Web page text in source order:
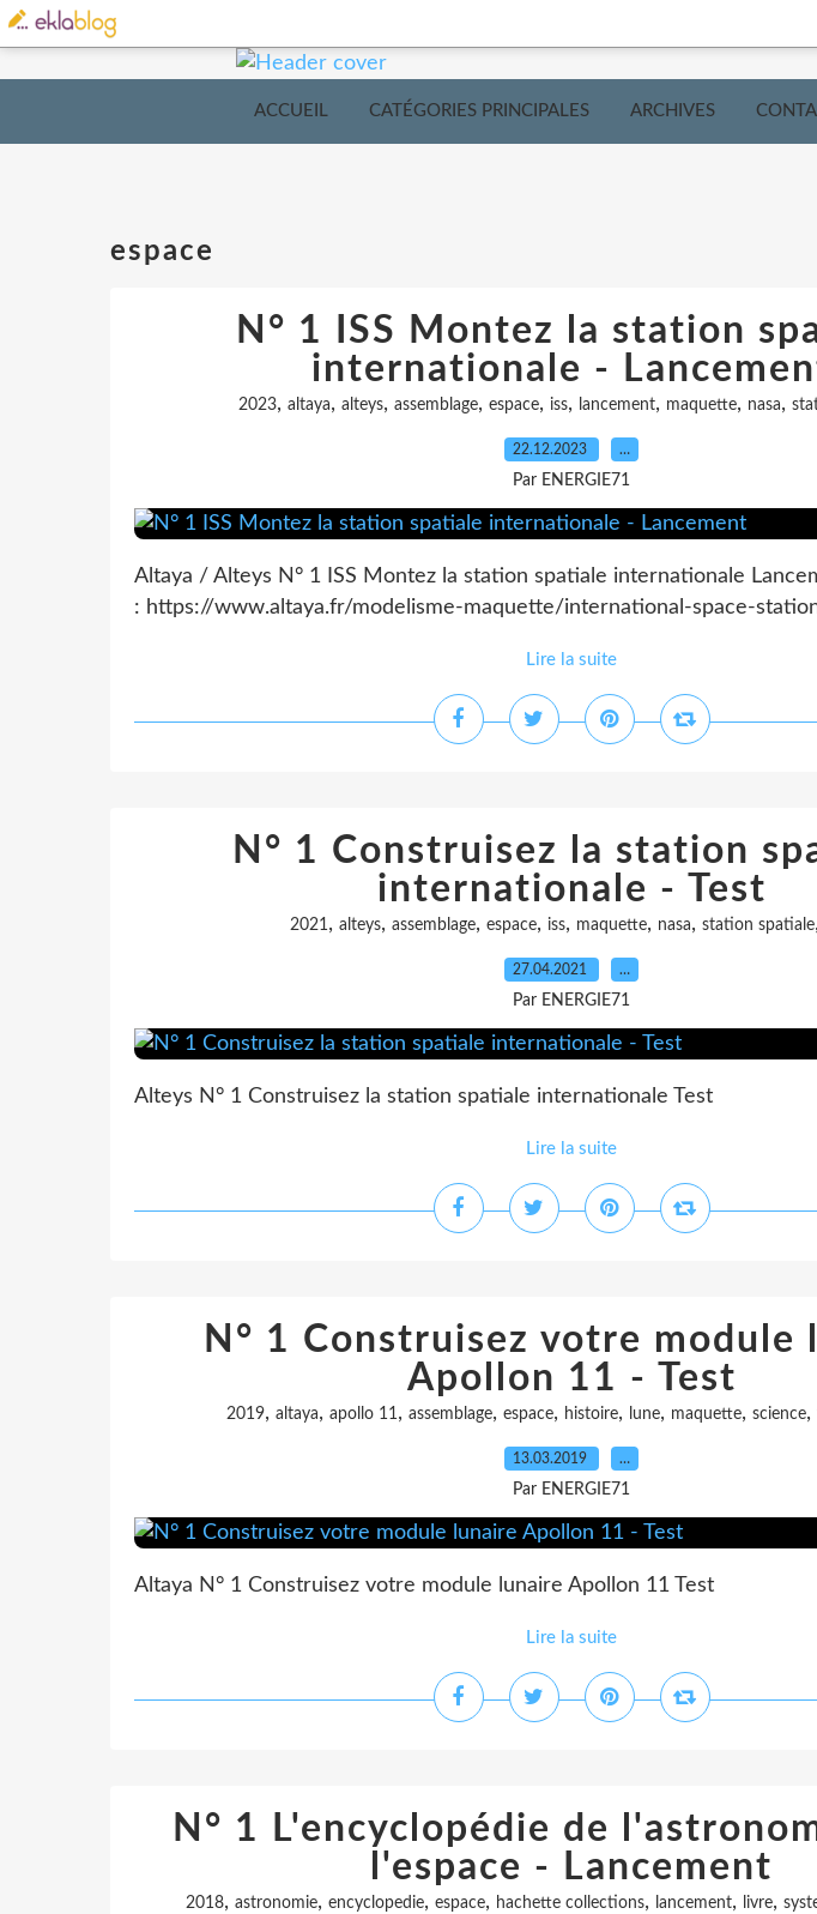
ACCUEIL CATÉGORIES PRINCIPALES ARCHIVES
espace
N° 1 ISS Montez la station
internationale -
2023, altaya, alteys, assemblage, espace, iss, lancement, maquette, nasa,
22.12.2023 …
Par ENERGIE71
Altaya / Alteys N° 1 ISS Montez la station spatiale internationale
: https://www.altaya.fr/modelisme-maquette/international-space-
Lire la suite
N° 1 Construisez la station
internationale - Test
2021, alteys, assemblage, espace, iss, maquette, nasa, station spatiale,
27.04.2021 …
Par ENERGIE71
Alteys N° 1 Construisez la station spatiale internationale Test
Lire la suite
N° 1 Construisez votre module
Apollon 11 - Test
2019, altaya, apollo 11, assemblage, espace, histoire, lune, maquette, science,
13.03.2019 …
Par ENERGIE71
Altaya N° 1 Construisez votre module lunaire Apollon 11 Test
Lire la suite
N° 1 L'encyclopédie de
l'espace - Lancement
2018, astronomie, encyclopedie, espace, hachette collections, lancement, livre,